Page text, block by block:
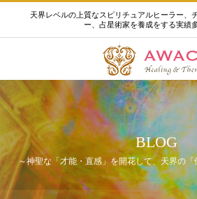
天界レベルの上質なスピリチュアルヒーラー、
ー、占星術家を養成をする実績
BLOG
～神聖な「才能・直感」を開花して、天界の